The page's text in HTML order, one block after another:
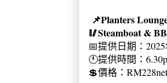
📌Planters
🥢Steamboat &
📅提供日期：
🕚提供時間：
💲價格：